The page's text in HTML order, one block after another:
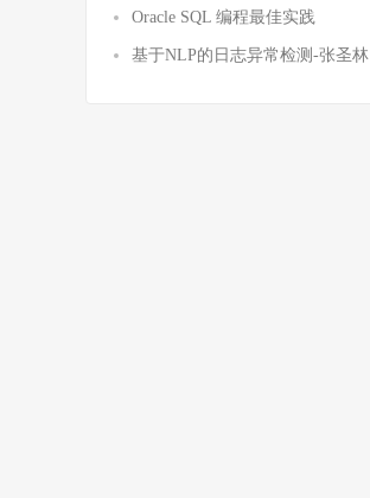
Oracle SQL 编程最佳实践
基于NLP的日志异常检测-张圣林